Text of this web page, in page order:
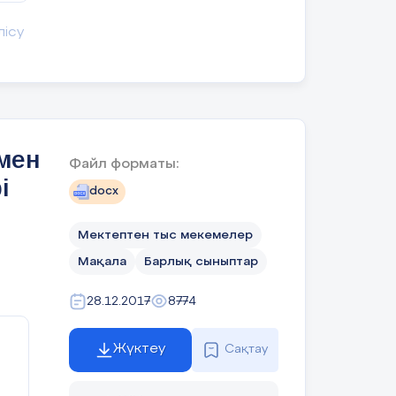
Файл форматы:
docx
Мектептен тыс мекемелер
Мақала Барлық сыныптар
28.12.2017 8774
Жүктеу Сақтау